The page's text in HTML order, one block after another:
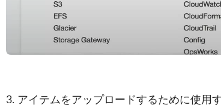
3. アイテムをアップロードするために使用